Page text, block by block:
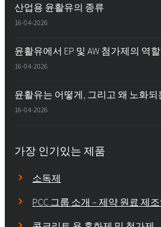
산업용 윤활유의 종류
16-04-2026
윤활유에서 EP 및 AW 첨가제의 역할
16-04-2026
윤활유는 어떻게, 그리고 왜 노화되
16-04-2026
가장 인기있는 제품
소독제
PCC 그룹 소개 – 제약 원료 제